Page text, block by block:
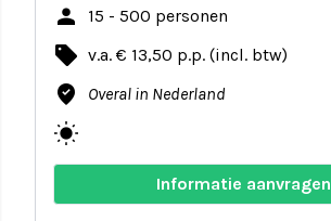
person 15 - 500 personen
local_offer v.a. € 13,50 p.p. (incl. btw)
where_to_vote Overal in Nederland
wb_sunny
Informatie aanvragen